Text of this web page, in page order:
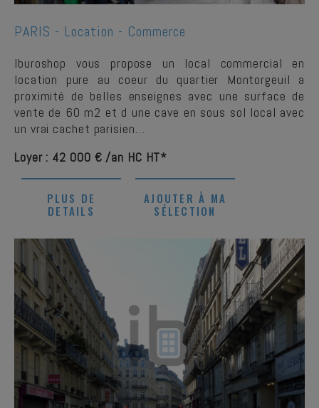
PARIS - Location - Commerce
Iburoshop vous propose un local commercial en
location pure au coeur du quartier Montorgeuil a
proximité de belles enseignes avec une surface de
vente de 60 m2 et d une cave en sous sol local avec
un vrai cachet parisien…
Loyer : 42 000 € /an HC HT*
PLUS DE
DETAILS
AJOUTER À MA
SÉLECTION